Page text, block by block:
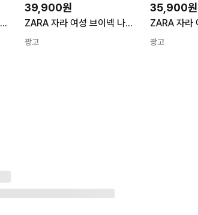
ZARA 자라 자수 반소매 블라우스5770024 5770/024 상의 XS XS
39,900원
ZARA 자라 여성 브이넥 나시 블라우스 레이스 셔링 언발란스 플레어 탑 0881024
광고
35,900원
광고